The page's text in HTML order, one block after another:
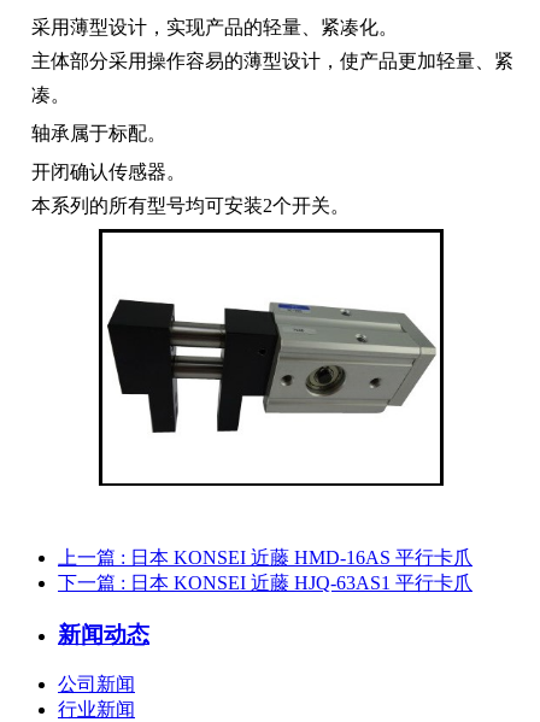
采用薄型设计，实现产品的轻量、紧凑化。
主体部分采用操作容易的薄型设计，使产品更加轻量、紧
凑。
轴承属于标配。
开闭确认传感器。
本系列的所有型号均可安装2个开关。
上一篇 : 日本 KONSEI 近藤 HMD-16AS 平行卡爪
下一篇 : 日本 KONSEI 近藤 HJQ-63AS1 平行卡爪
新闻动态
公司新闻
行业新闻